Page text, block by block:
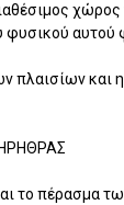
φυσικού αυτού
πλαισίων
το πέρασμα